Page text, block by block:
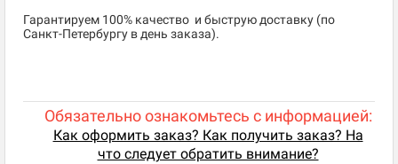
​Гарантируем 100% качество и быструю доставку (по
Санкт-Петербургу в день заказа).
Обязательно ознакомьтесь с информацией:
Как оформить заказ? Как получить заказ? На
что следует обратить внимание?